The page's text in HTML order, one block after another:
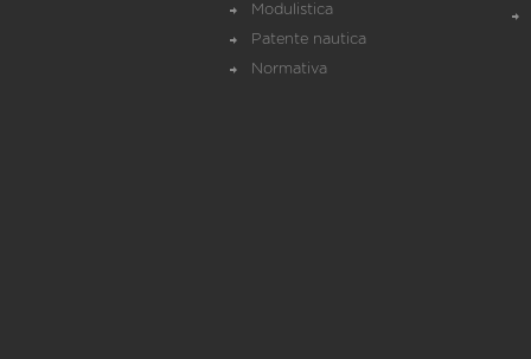
Modulistica
Patente nautica
Normativa